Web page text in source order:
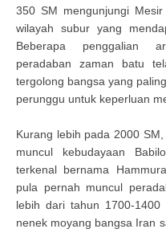
350 SM mengunjungi
wilayah subur yang
Beberapa penggalian
peradaban zaman batu
tergolong bangsa yang
perunggu untuk keperluan
Kurang lebih pada 2000
muncul kebudayaan
terkenal bernama
pula pernah muncul
lebih dari tahun 1700-
nenek moyang bangsa Iran